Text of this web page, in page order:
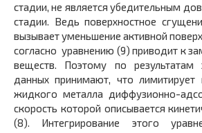
стадии, не является убедительным
стадии. Ведь поверхностное
вызывает уменьшение активной
согласно уравнению (9) приводит к
веществ. Поэтому по результатам
данных принимают, что лимитирует
жидкого металла диффузионно-
скорость которой описывается
(8). Интегрирование этого